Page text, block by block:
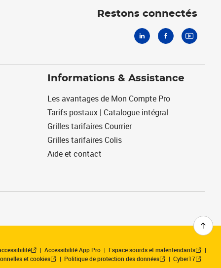
Restons connectés
Informations & Assistance
Les avantages de Mon Compte Pro
Tarifs postaux | Catalogue intégral
Grilles tarifaires Courrier
Grilles tarifaires Colis
Aide et contact
Accessibilité App Pro
Espace sourds et malentendants
et cookies
Politique de protection des données Cyber17